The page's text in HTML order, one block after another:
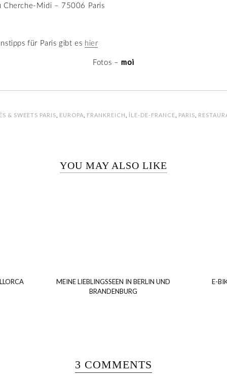
Cherche-Midi – 75006 Paris
für Paris gibt es hier
Fotos – moi
& SWEETS PARIS EUROPA FRANKREICH ÎLE-DE-FRANCE PARIS
YOU MAY ALSO LIKE
MEINE LIEBLINGSSEEN IN BERLIN UND
BRANDENBURG
E-
3 COMMENTS